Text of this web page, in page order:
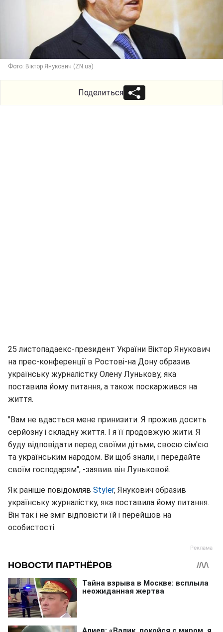
Фото: Віктор Янукович (ZN.ua)
Поделиться
25 листопадаекс-президент України Віктор Янукович
на прес-конференції в Ростові-на Дону образив
українську журналістку Олену Лунькову, яка
поставила йому питання, а також поскаржився на
життя.
"Вам не вдасться мене принизити. Я прожив досить
серйозну і складну життя. І я її продовжую жити. Я
буду відповідати перед своїми дітьми, своєю сім'єю
та українським народом. Ви щоб знали, і передайте
своїм господарям", -заявив він Луньковой.
Як раніше повідомляв Styler, Янукович образив
українську журналістку, яка поставила йому питання.
Він так і не зміг відповісти їй і перейшов на
особистості.